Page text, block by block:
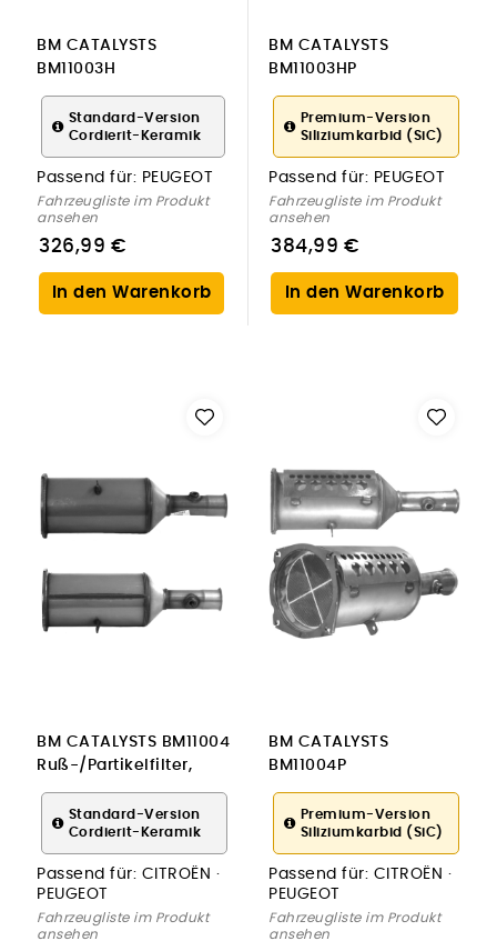
BM CATALYSTS
BM11003H
Ruß-/Partikelfilter,
Abgasanlage für
PEUGEOT
Standard-Version
Cordierit-Keramik
Passend für: PEUGEOT
Fahrzeugliste im Produkt
ansehen
326,99 €
In den Warenkorb
BM CATALYSTS
BM11003HP
Ruß-/Partikelfilter,
Abgasanlage für
PEUGEOT
Premium-Version
Siliziumkarbid (SiC)
Passend für: PEUGEOT
Fahrzeugliste im Produkt
ansehen
384,99 €
In den Warenkorb
BM CATALYSTS BM11004
Ruß-/Partikelfilter,
Abgasanlage
Standard-Version
Cordierit-Keramik
Passend für: CITROËN ·
PEUGEOT
Fahrzeugliste im Produkt
ansehen
BM CATALYSTS
BM11004P
Ruß-/Partikelfilter,
Abgasanlage
Premium-Version
Siliziumkarbid (SiC)
Passend für: CITROËN ·
PEUGEOT
Fahrzeugliste im Produkt
ansehen